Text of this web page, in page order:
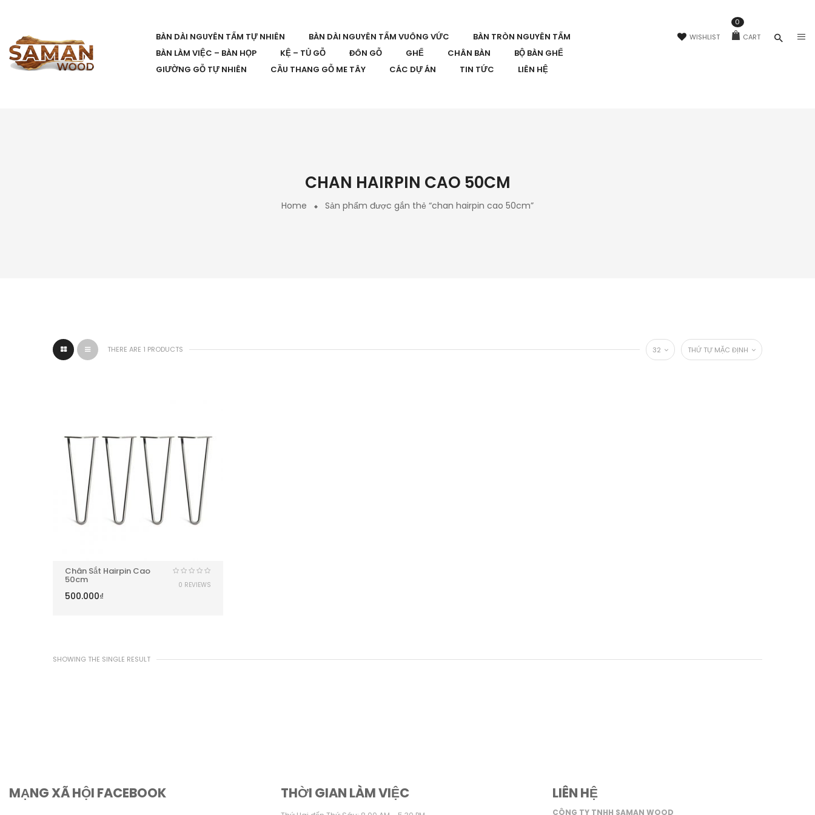
BÀN DÀI NGUYÊN TẤM TỰ NHIÊN BÀN DÀI NGUYÊN TẤM VUÔNG VỨC
BÀN TRÒN NGUYÊN TẤM
BÀN LÀM VIỆC – BÀN HỌP
KỆ – TỦ GỖ ĐÔN GỖ GHẾ CHÂN BÀN
BỘ BÀN GHẾ
GIƯỜNG GỖ TỰ NHIÊN
CẦU THANG GỖ ME TÂY CÁC DỰ ÁN TIN TỨC LIÊN HỆ
WISHLIST CART
0
CHAN HAIRPIN CAO 50CM
Home Sản phẩm được gắn thẻ “chan hairpin cao 50cm”
THERE ARE 1 PRODUCTS THỨ TỰ MẶC ĐỊNH
32
Chân Sắt Hairpin Cao
50cm
500.000₫
0 REVIEWS
SHOWING THE SINGLE RESULT
MẠNG XÃ HỘI FACEBOOK THỜI GIAN LÀM VIỆC LIÊN HỆ
CÔNG TY TNHH SAMAN WOOD